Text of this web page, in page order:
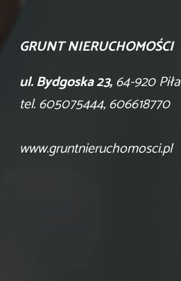
GRUNT NIERUCHOMOŚCI
ul. Bydgoska 23,64-920 Piła
tel. 605075444, 606618770
www.gruntnieruchomosci.pl